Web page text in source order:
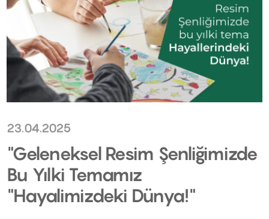
23.04.2025
"Geleneksel Resim Şenliğimizde
Bu Yılki Temamız
"Hayalimizdeki Dünya!"